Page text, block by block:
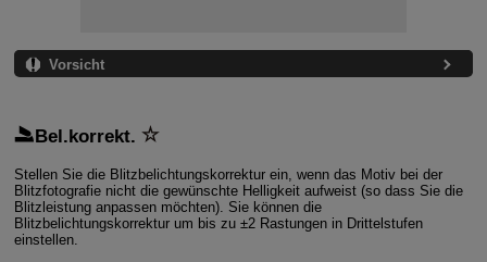
Vorsicht
Bel.korrekt.
Stellen Sie die Blitzbelichtungskorrektur ein, wenn das Motiv bei der
Blitzfotografie nicht die gewünschte Helligkeit aufweist (so dass Sie die
Blitzleistung anpassen möchten). Sie können die
Blitzbelichtungskorrektur um bis zu ±2 Rastungen in Drittelstufen
einstellen.